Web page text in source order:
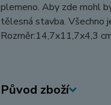
plemeno. Aby zde mohl
tělesná stavba. Všechno
Rozměr:14,7x11,7x4,3
Původ zboží